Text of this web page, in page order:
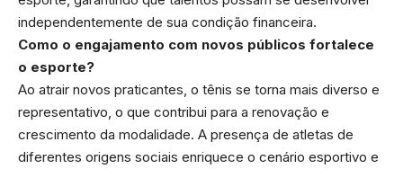
independentemente de sua condição financeira.
Como o engajamento com novos públicos fortalece
o esporte?
Ao atrair novos praticantes, o tênis se torna mais diverso e
representativo, o que contribui para a renovação e
crescimento da modalidade. A presença de atletas de
diferentes origens sociais enriquece o cenário esportivo e